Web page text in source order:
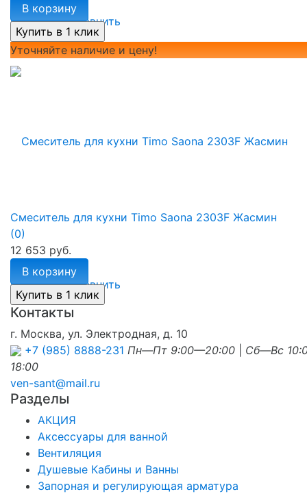
избранное сравнить
В корзину
Уточняйте наличие и цену!
избранное сравнить
Смеситель для кухни Timo Saona 2303F Жасмин
(0)
12 653 руб.
В корзину
Контакты
г. Москва, ул. Электродная, д. 10
+7 (985) 8888-231 Пн—Пт 9:00—20:00
Сб—Вс
18:00
ven-sant@mail.ru
Разделы
АКЦИЯ
Аксессуары для ванной
Вентиляция
Душевые Кабины и Ванны
Запорная и регулирующая арматура